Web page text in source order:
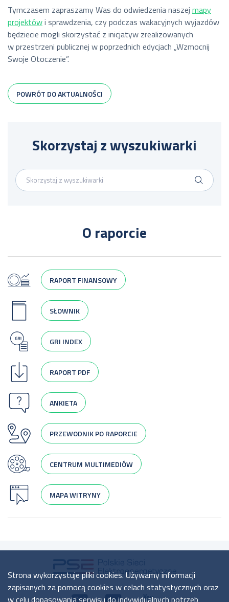
Tymczasem zapraszamy Was do odwiedzenia naszej mapy
projektówi sprawdzenia, czy podczas wakacyjnych wyjazdów
będziecie mogli skorzystać z inicjatyw zrealizowanych
w przestrzeni publicznej w poprzednich edycjach „Wzmocnij
Swoje Otoczenie”.
POWRÓT DO AKTUALNOŚCI
Skorzystaj z wyszukiwarki
O raporcie
RAPORT FINANSOWY
SŁOWNIK
GRI INDEX
RAPORT PDF
ANKIETA
PRZEWODNIK PO RAPORCIE
CENTRUM MULTIMEDIÓW
MAPA WITRYNY
Strona wykorzystuje pliki cookies. Używamy informacji
zapisanych za pomocą cookies w celach statystycznych oraz
w celu dopasowania serwisu do indywidualnych potrzeb